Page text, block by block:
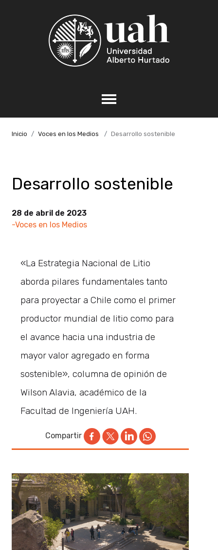
Inicio Voces en los Medios Desarrollo sostenible
Desarrollo sostenible
28 de abril de 2023
-Voces en los Medios
«La Estrategia Nacional de Litio
aborda pilares fundamentales tanto
para proyectar a Chile como el primer
productor mundial de litio como para
el avance hacia una industria de
mayor valor agregado en forma
sostenible», columna de opinión de
Wilson Alavia, académico de la
Facultad de Ingeniería UAH.
Compartir